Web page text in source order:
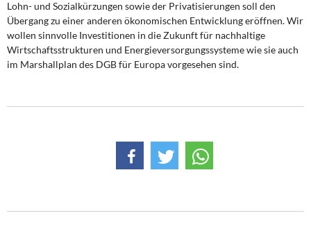
Lohn- und Sozialkürzungen sowie der Privatisierungen soll den
Übergang zu einer anderen ökonomischen Entwicklung eröffnen. Wir
wollen sinnvolle Investitionen in die Zukunft für nachhaltige
Wirtschaftsstrukturen und Energieversorgungssysteme wie sie auch
im Marshallplan des DGB für Europa vorgesehen sind.